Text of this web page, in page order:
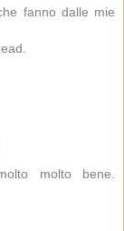
fanno dalle mie
molto bene.